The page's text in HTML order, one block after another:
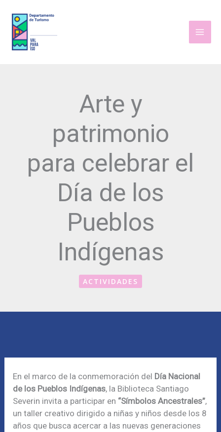
contenido
Arte y
patrimonio
para celebrar el
Día de los
Pueblos
Indígenas
ACTIVIDADES
En el marco de la conmemoración del Día Nacional
de los Pueblos Indígenas, la Biblioteca Santiago
Severin invita a participar en “Símbolos Ancestrales”,
un taller creativo dirigido a niñas y niños desde los 8
años que busca acercar a las nuevas generaciones